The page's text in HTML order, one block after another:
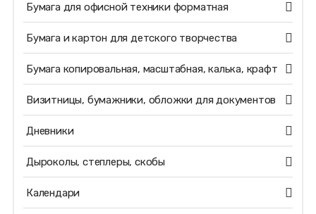
Бумага для офисной техники форматная
Бумага и картон для детского творчества
Бумага копировальная, масштабная, калька, крафт
Визитницы, бумажники, обложки для документов
Дневники
Дыроколы, степлеры, скобы
Календари